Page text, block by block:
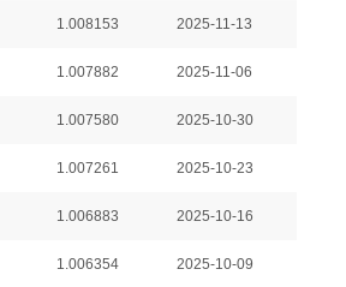
1.008153 2025-11-13
1.007882 2025-11-06
1.007580 2025-10-30
1.007261 2025-10-23
1.006883 2025-10-16
1.006354 2025-10-09